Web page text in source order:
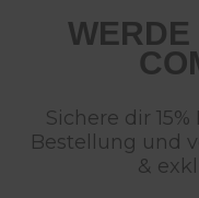
WERDE
Sichere dir
Bestellung und
&